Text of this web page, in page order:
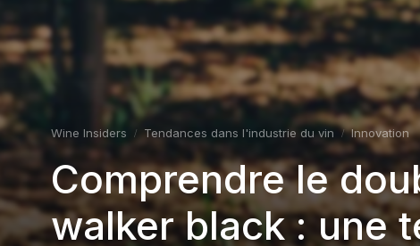
Wine Insiders Tendances dans l'industrie du vin Innovation
Comprendre le
walker black : une